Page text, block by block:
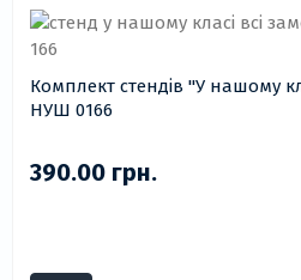
Комплект стендів "У нашому
НУШ 0166
390.00 грн.